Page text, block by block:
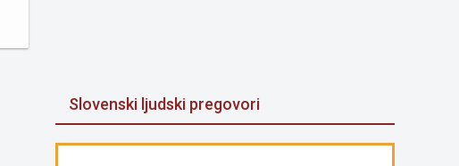
Slovenski ljudski pregovori